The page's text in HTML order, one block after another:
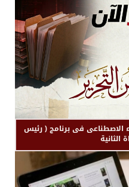
الاصطناعى فى برنامج ( رئيس
الثانية